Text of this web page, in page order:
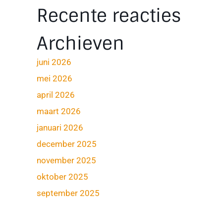
Recente reacties
Archieven
juni 2026
mei 2026
april 2026
maart 2026
januari 2026
december 2025
november 2025
oktober 2025
september 2025